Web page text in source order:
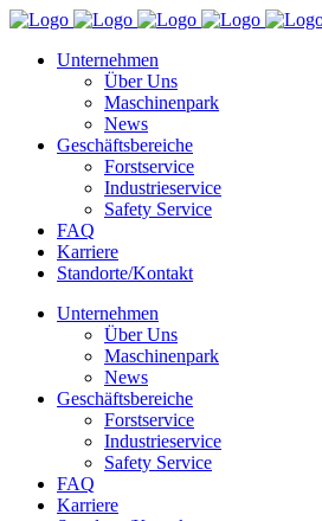
Unternehmen
Über Uns
Maschinenpark
News
Geschäftsbereiche
Forstservice
Industrieservice
Safety Service
FAQ
Karriere
Standorte/Kontakt
Unternehmen
Über Uns
Maschinenpark
News
Geschäftsbereiche
Forstservice
Industrieservice
Safety Service
FAQ
Karriere